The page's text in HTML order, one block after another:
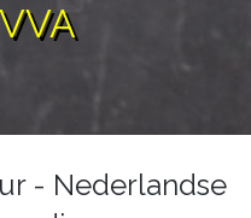
- Nederlandse